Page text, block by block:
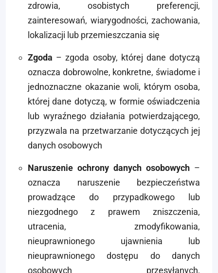
zdrowia, osobistych preferencji,
zainteresowań, wiarygodności, zachowania,
lokalizacji lub przemieszczania się
Zgoda – zgoda osoby, której dane dotyczą
oznacza dobrowolne, konkretne, świadome i
jednoznaczne okazanie woli, którym osoba,
której dane dotyczą, w formie oświadczenia
lub wyraźnego działania potwierdzającego,
przyzwala na przetwarzanie dotyczących jej
danych osobowych
Naruszenie ochrony danych osobowych –
oznacza naruszenie bezpieczeństwa
prowadzące do przypadkowego lub
niezgodnego z prawem zniszczenia,
utracenia, zmodyfikowania,
nieuprawnionego ujawnienia lub
nieuprawnionego dostępu do danych
osobowych przesyłanych,